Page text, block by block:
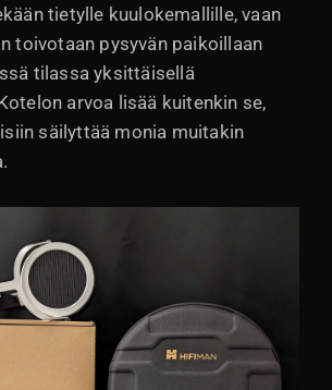
tietylle kuulokemallille, vaan
toivotaan pysyvän paikoillaan
tilassa yksittäisellä
arvoa lisää kuitenkin se,
säilyttää monia muitakin